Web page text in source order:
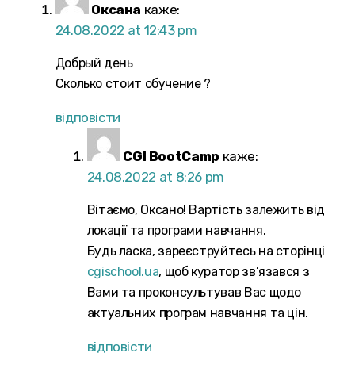
Оксана каже:
24.08.2022 at 12:43 pm
Добрый день
Сколько стоит обучение ?
відповісти
CGI BootCamp каже:
24.08.2022 at 8:26 pm
Вітаємо, Оксано! Вартість залежить від
локації та програми навчання.
Будь ласка, зареєструйтесь на сторінці
cgischool.ua, щоб куратор зв’язався з
Вами та проконсультував Вас щодо
актуальних програм навчання та цін.
відповісти